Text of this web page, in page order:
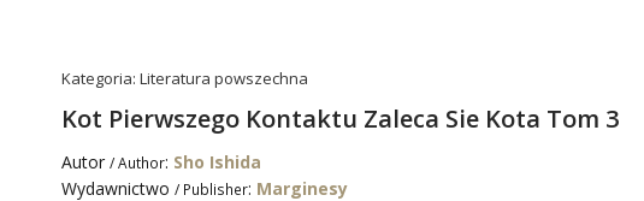
Kategoria: Literatura powszechna
Kot Pierwszego Kontaktu Zaleca Sie Kota Tom 3
Autor / Author: Sho Ishida
Wydawnictwo / Publisher: Marginesy